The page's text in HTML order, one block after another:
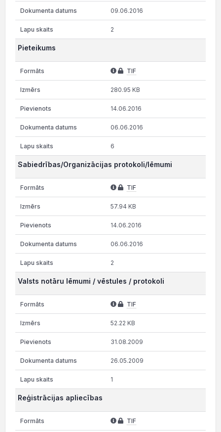
09.06.2016
2
Pieteikums
TIF
280.95 KB
14.06.2016
06.06.2016
6
Sabiedrības/Organizācijas protokoli/lēmumi
TIF
57.94 KB
14.06.2016
06.06.2016
2
Valsts notāru lēmumi / vēstules / protokoli
TIF
52.22 KB
31.08.2009
26.05.2009
1
Reģistrācijas apliecības
TIF